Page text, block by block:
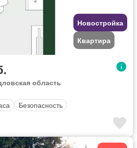
Новостройка
Квартира
область
Безопасность